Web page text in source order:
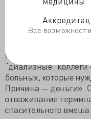
Все возможности
вынуждены
потому что в листе
главврач РОКБ
“диализные”
больных, которые
Причина — деньги».
отваживания
спасительного